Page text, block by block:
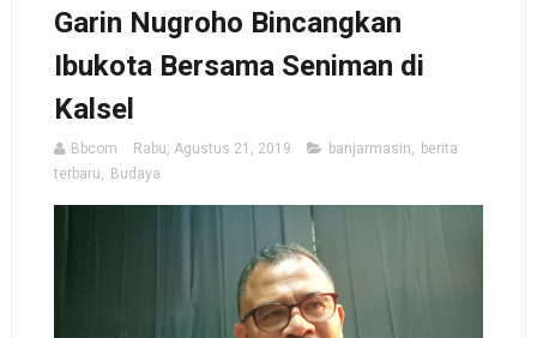
Garin Nugroho Bincangkan
Ibukota Bersama Seniman di
Kalsel
Bbcom Rabu, Agustus 21, 2019 banjarmasin, berita
terbaru, Budaya